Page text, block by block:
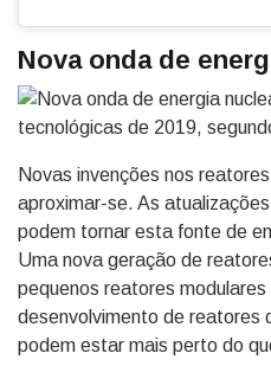
Nova onda de
Novas invenções nos
aproximar-se. As
podem tornar esta fonte de
Uma nova geração de
pequenos reatores
desenvolvimento de reatores
podem estar mais perto do